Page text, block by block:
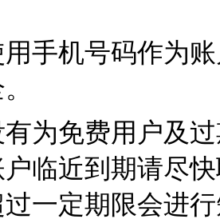
手机号码作为
为免费用户及
临近到期请尽
一定期限会进